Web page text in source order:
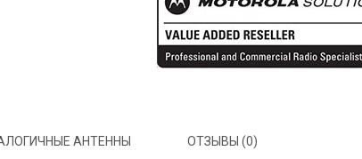
АНТЕННЫ ОТЗЫВЫ (0)